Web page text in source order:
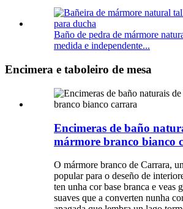
Baño de pedra de mármore
medida e independente...
Encimera e taboleiro de mesa
Encimeras de baño
mármore branco bianco
O mármore branco de Carrara,
popular para o deseño de
ten unha cor base branca e veas
suaves que a converten nunha